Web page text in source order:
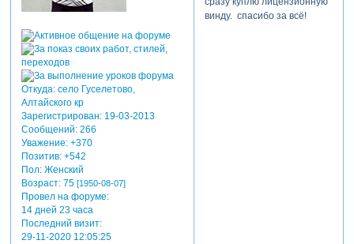
автоматический выбор.
Зарегистрируйтесь, чтобы
Откуда:село Гуселетово,
Алтайского кр
Зарегистрирован: 19-03-2013
Сообщений:266
Уважение: +370
Позитив: +542
Пол:Женский
Возраст:75 [1950-08-07]
Провел на форуме:
14 дней 23 часа
Последний визит:
29-11-2020 12:05:25
винду. спасибо за всё!